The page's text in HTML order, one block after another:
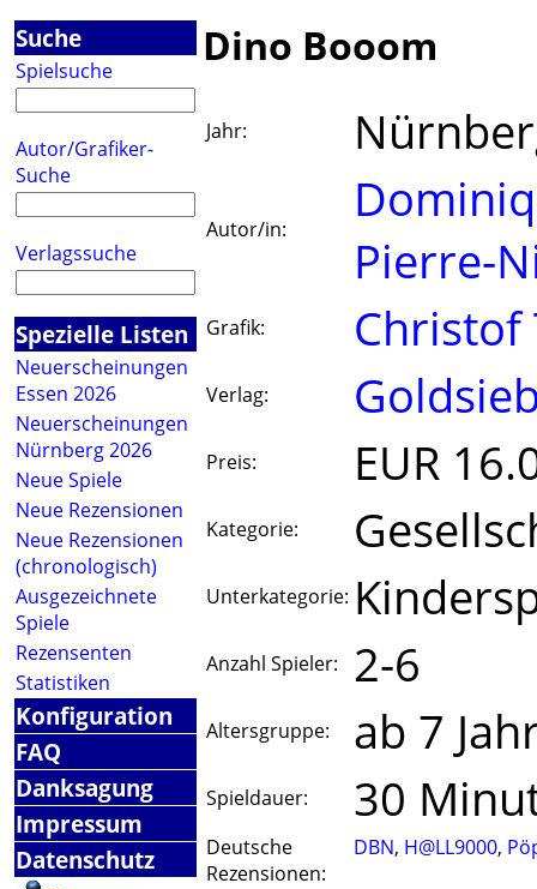
Suche
Spielsuche
Autor/Grafiker-
Suche
Verlagssuche
Spezielle Listen
Neuerscheinungen
Essen 2026
Neuerscheinungen
Nürnberg 2026
Neue Spiele
Neue Rezensionen
Neue Rezensionen
(chronologisch)
Ausgezeichnete
Spiele
Rezensenten
Statistiken
Konfiguration
FAQ
Danksagung
Impressum
Datenschutz
Dino Booom
Jahr:
Autor/in:
Pierre-
Grafik: Christof
Verlag:
Preis: EUR
Kategorie:
Unterkategorie:
Anzahl Spieler: 2-6
Altersgruppe: ab 7
Spieldauer: 30
Deutsche
Rezensionen:
DBN, H@LL9000,